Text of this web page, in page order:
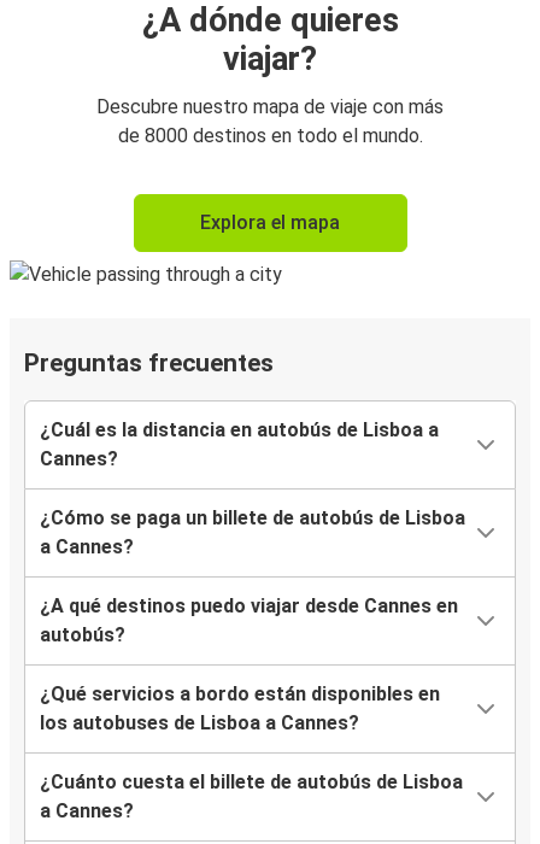
¿A dónde quieres
viajar?
Descubre nuestro mapa de viaje con más
de 8000 destinos en todo el mundo.
Explora el mapa
Preguntas frecuentes
¿Cuál es la distancia en autobús de Lisboa a
Cannes?
¿Cómo se paga un billete de autobús de Lisboa
a Cannes?
¿A qué destinos puedo viajar desde Cannes en
autobús?
¿Qué servicios a bordo están disponibles en
los autobuses de Lisboa a Cannes?
¿Cuánto cuesta el billete de autobús de Lisboa
a Cannes?